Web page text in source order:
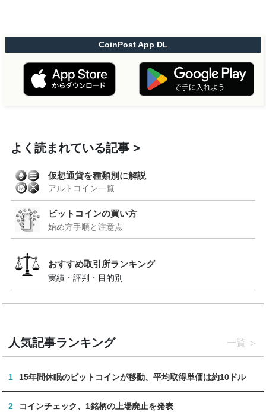
CoinPost App DL
よく読まれている記事
仮想通貨を種類別に解説
アルトコイン一覧
ビットコインの買い方
始め方手順と注意点
おすすめ取引所ランキング
実績・評判・目的別
人気記事ランキング 一覧
1 15年間休眠のビットコインが移動、平均取得単価は約10ドル
2 コインチェック、1銘柄の上場廃止を発表